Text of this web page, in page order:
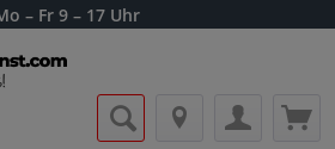
– Fr 9 – 17 Uhr